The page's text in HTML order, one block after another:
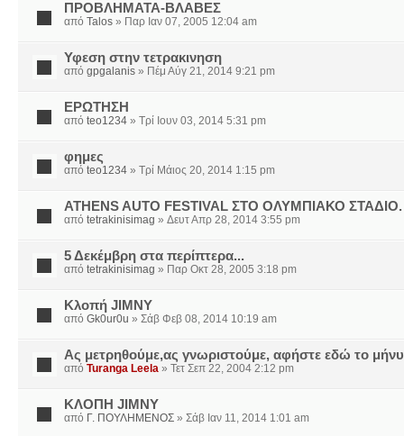
ΠΡΟΒΛΗΜΑΤΑ-ΒΛΑΒΕΣ
από Talos » Παρ Ιαν 07, 2005 12:04 am
Υφεση στην τετρακινηση
από gpgalanis » Πέμ Αύγ 21, 2014 9:21 pm
ΕΡΩΤΗΣΗ
από teo1234 » Τρί Ιουν 03, 2014 5:31 pm
φημες
από teo1234 » Τρί Μάιος 20, 2014 1:15 pm
ATHENS AUTO FESTIVAL ΣΤΟ ΟΛΥΜΠΙΑΚΟ ΣΤΑΔΙΟ.
από tetrakinisimag » Δευτ Απρ 28, 2014 3:55 pm
5 Δεκέμβρη στα περίπτερα...
από tetrakinisimag » Παρ Οκτ 28, 2005 3:18 pm
Κλοπή JIMNY
από Gk0ur0u » Σάβ Φεβ 08, 2014 10:19 am
Ας μετρηθούμε,ας γνωριστούμε, αφήστε εδώ το
από Turanga Leela » Τετ Σεπ 22, 2004 2:12 pm
ΚΛΟΠΗ JIMNY
από Γ. ΠΟΥΛΗΜΕΝΟΣ » Σάβ Ιαν 11, 2014 1:01 am